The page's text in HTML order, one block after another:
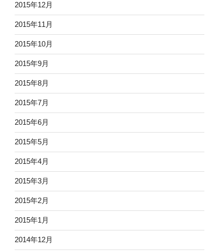
2015年12月
2015年11月
2015年10月
2015年9月
2015年8月
2015年7月
2015年6月
2015年5月
2015年4月
2015年3月
2015年2月
2015年1月
2014年12月